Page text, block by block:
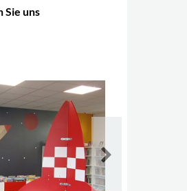
Sie uns